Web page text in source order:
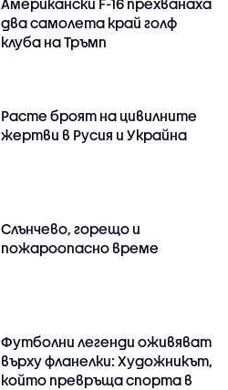
два самолета край голф
клуба на Тръмп
Расте броят на цивилните
жертви в Русия и Украйна
Слънчево, горещо и
пожароопасно време
Футболни легенди оживяват
върху фланелки: Художникът,
който превръща спорта в